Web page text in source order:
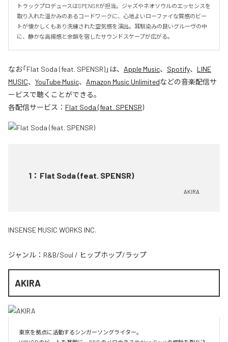
トラックプロデュースはSPENSRが担当。ジャズやネオソウルのエッセンスを
取り入れた温かみのあるコードワークに、心地よいローファイな質感のビー
トが懐かしくもあり洗練された空気感を演出。耳馴染みの良いグルーヴの中
に、静かな高揚感と余韻を宿したサウンドスケープが広がる。
なお「Flat Soda (feat. SPENSR)」は、 Apple Music、 Spotify、 LINE
MUSIC、 YouTube Music、 Amazon Music Unlimitedなどの音楽配信サ
ービスで聴くことができる。
各配信サービス： Flat Soda (feat. SPENSR)
1 ： Flat Soda (feat. SPENSR)
AKIRA
INSENSE MUSIC WORKS INC.
ジャンル： R&B/Soul / ヒップホップ/ラップ
AKIRA
東京を拠点に活動するシンガーソングライター。